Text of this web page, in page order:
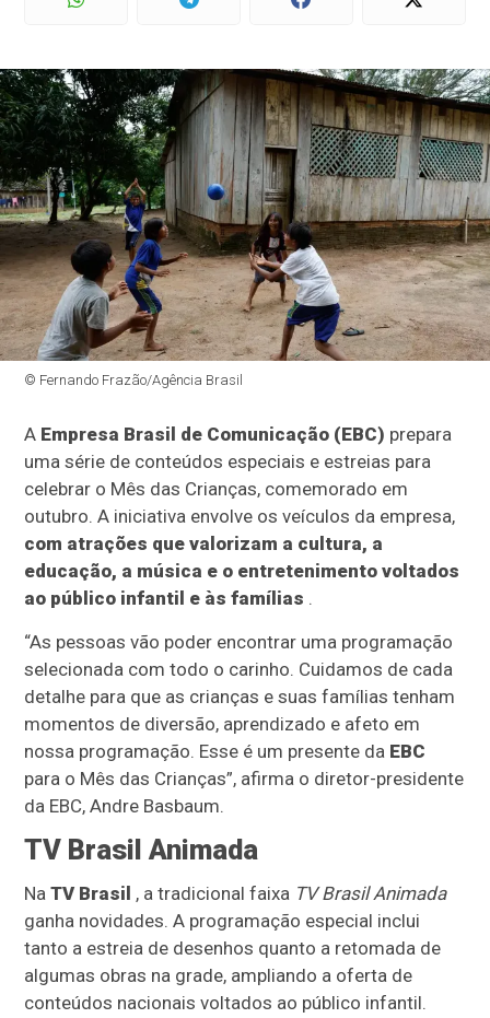
© Fernando Frazão/Agência Brasil
A Empresa Brasil de Comunicação (EBC) prepara
uma série de conteúdos especiais e estreias para
celebrar o Mês das Crianças, comemorado em
outubro. A iniciativa envolve os veículos da empresa,
com atrações que valorizam a cultura, a
educação, a música e o entretenimento voltados
ao público infantil e às famílias .
“As pessoas vão poder encontrar uma programação
selecionada com todo o carinho. Cuidamos de cada
detalhe para que as crianças e suas famílias tenham
momentos de diversão, aprendizado e afeto em
nossa programação. Esse é um presente da EBC
para o Mês das Crianças”, afirma o diretor-presidente
da EBC, Andre Basbaum.
TV Brasil Animada
NaTV Brasil , a tradicional faixa TV Brasil Animada
ganha novidades. A programação especial inclui
tanto a estreia de desenhos quanto a retomada de
algumas obras na grade, ampliando a oferta de
conteúdos nacionais voltados ao público infantil.